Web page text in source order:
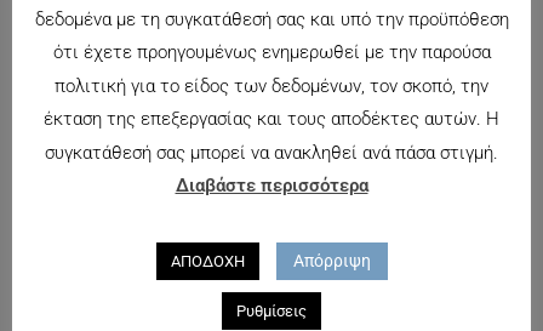
CARRERA 6604
POLICE 1830 C
125.00
δεδομένα με τη συγκατάθεσή σας και υπό την προϋπόθεση
ότι έχετε προηγουμένως ενημερωθεί με την παρούσα
πολιτική για το είδος των δεδομένων, τον σκοπό, την
έκταση της επεξεργασίας και τους αποδέκτες αυτών. Η
συγκατάθεσή σας μπορεί να ανακληθεί ανά πάσα στιγμή.
Διαβάστε περισσότερα
ΑΠΟΔΟΧΗ Απόρριψη
Ρυθμίσεις